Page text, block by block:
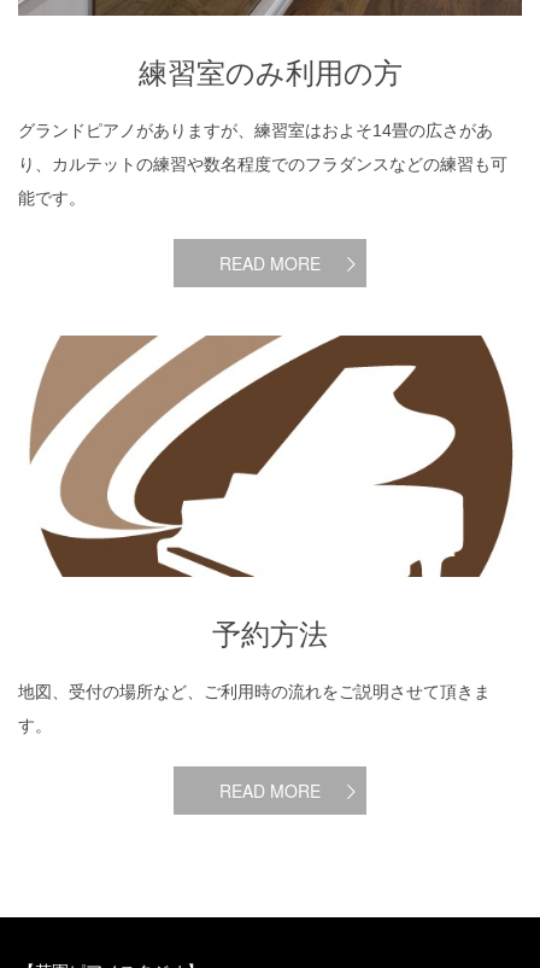
練習室のみ利用の方
グランドピアノがありますが、練習室はおよそ14畳の広さがあ
り、カルテットの練習や数名程度でのフラダンスなどの練習も可
能です。
READ MORE
予約方法
予約方法
地図、受付の場所など、ご利用時の流れをご説明させて頂きま
す。
READ MORE